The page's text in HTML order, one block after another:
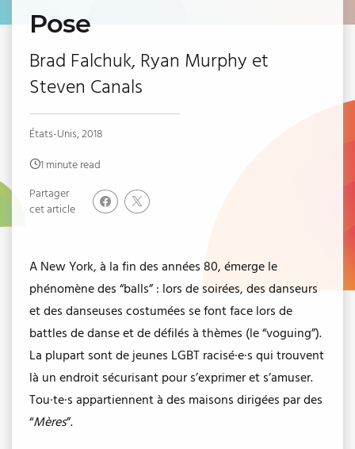
Pose
Brad Falchuk, Ryan Murphy et
Steven Canals
États-Unis, 2018
1 minute read
Partager
cet article
A New York, à la fin des années 80, émerge le
phénomène des “balls” : lors de soirées, des danseurs
et des danseuses costumées se font face lors de
battles de danse et de défilés à thèmes (le “voguing”).
La plupart sont de jeunes LGBT racisé·e·s qui trouvent
là un endroit sécurisant pour s’exprimer et s’amuser.
Tou·te·s appartiennent à des maisons dirigées par des
“Mères”.